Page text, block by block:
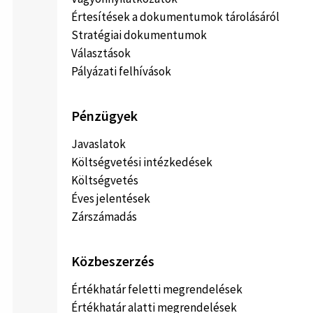
Értesítések a dokumentumok tárolásáról
Stratégiai dokumentumok
Választások
Pályázati felhívások
Pénzügyek
Javaslatok
Költségvetési intézkedések
Költségvetés
Éves jelentések
Zárszámadás
Közbeszerzés
Értékhatár feletti megrendelések
Értékhatár alatti megrendelések